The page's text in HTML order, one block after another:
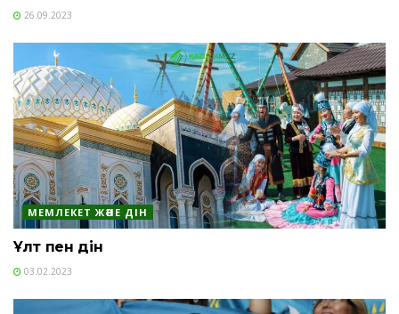
26.09.2023
МЕМЛЕКЕТ ЖӘНЕ ДІН
Ұлт пен дін
03.02.2023